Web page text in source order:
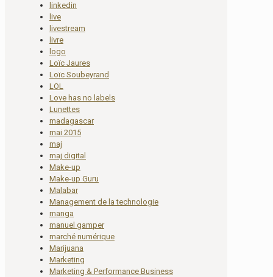
linkedin
live
livestream
livre
logo
Loïc Jaures
Loïc Soubeyrand
LOL
Love has no labels
Lunettes
madagascar
mai 2015
maj
maj digital
Make-up
Make-up Guru
Malabar
Management de la technologie
manga
manuel gamper
marché numérique
Marijuana
Marketing
Marketing & Performance Business